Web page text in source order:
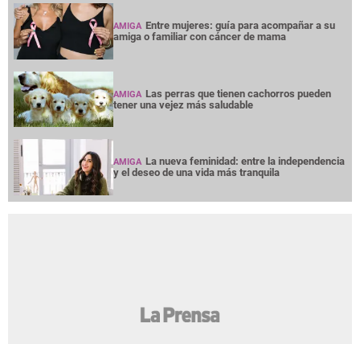
AMIGA Entre mujeres: guía para acompañar a su
amiga o familiar con cáncer de mama
AMIGA Las perras que tienen cachorros pueden
tener una vejez más saludable
AMIGA La nueva feminidad: entre la independencia
y el deseo de una vida más tranquila